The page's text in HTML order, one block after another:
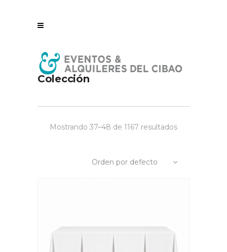
Colección
Mostrando 37–48 de 1167 resultados
Orden por defecto